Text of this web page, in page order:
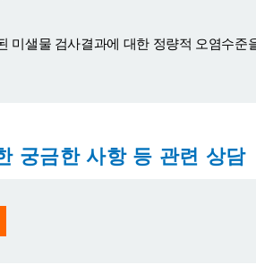
미샐물 검사결과에 대한 정량적 오염수준
궁금한 사항 등 관련 상담